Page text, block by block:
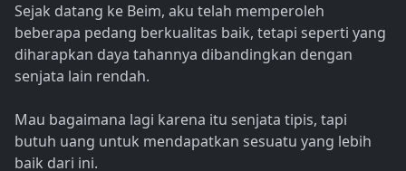
Sejak datang ke Beim, aku telah memperoleh
beberapa pedang berkualitas baik, tetapi seperti yang
diharapkan daya tahannya dibandingkan dengan
senjata lain rendah.
Mau bagaimana lagi karena itu senjata tipis, tapi
butuh uang untuk mendapatkan sesuatu yang lebih
baik dari ini.